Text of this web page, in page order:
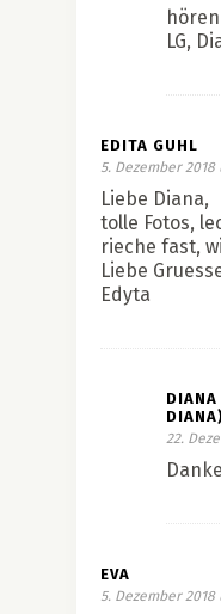
LG,
EDITA GUHL
5. Dezember 2018
Liebe Diana,
tolle Fotos,
rieche fast,
Liebe
Edyta
22.
EVA
5. Dezember 2018